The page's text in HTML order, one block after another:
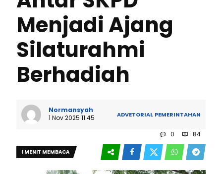
Menjadi Ajang
Silaturahmi
Berhadiah
Normansyah
1 Nov 2025 11:45
ADVETORIAL PEMERINTAHAN
0 84
1 MENIT MEMBACA